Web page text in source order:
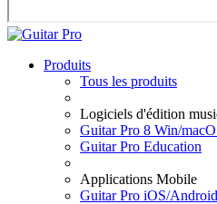
Produits
Tous les produits
Logiciels d'édition
Guitar Pro 8 Win/
Guitar Pro Education
Applications Mobile
Guitar Pro iOS/Android